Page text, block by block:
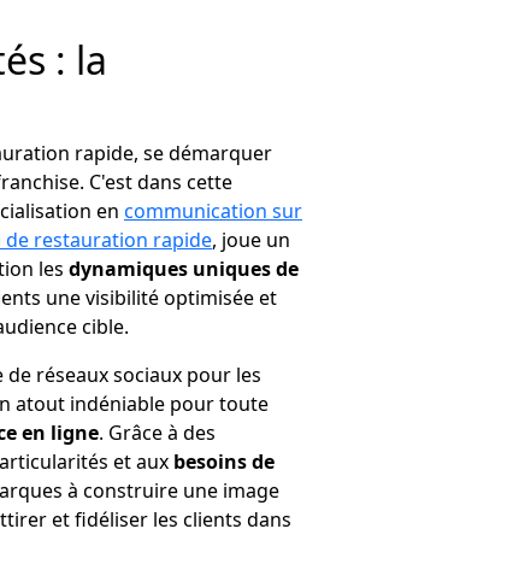
: la
rapide, se démarquer
C'est dans cette
en communication sur
de restauration rapide, joue un
les dynamiques uniques de
une visibilité optimisée et
cible.
de réseaux sociaux pour les
atout indéniable pour toute
en ligne. Grâce à des
et aux besoins de
à construire une image
et fidéliser les clients dans